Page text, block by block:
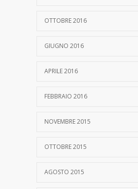
OTTOBRE 2016
GIUGNO 2016
APRILE 2016
FEBBRAIO 2016
NOVEMBRE 2015
OTTOBRE 2015
AGOSTO 2015